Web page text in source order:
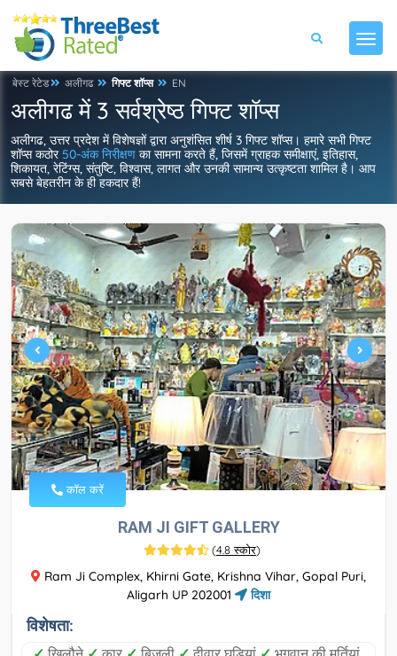
बेस्ट रेटेड अलीगढ गिफ्ट शॉप्स EN
अलीगढ में 3 सर्वश्रेष्ठ गिफ्ट शॉप्स
अलीगढ, उत्तर प्रदेश में विशेषज्ञों द्वारा अनुशंसित शीर्ष 3 गिफ्ट शॉप्स। हमारे सभी गिफ्ट
शॉप्स कठोर 50-अंक निरीक्षण का सामना करते हैं, जिसमें ग्राहक समीक्षाएं, इतिहास,
शिकायत, रेटिंग्स, संतुष्टि, विश्वास, लागत और उनकी सामान्य उत्कृष्टता शामिल है। आप
सबसे बेहतरीन के ही हकदार हैं!
कॉल करें
RAM JI GIFT GALLERY
(4.8 स्कोर)
Ram Ji Complex, Khirni Gate, Krishna Vihar, Gopal Puri,
Aligarh UP 202001
दिशा
विशेषता: